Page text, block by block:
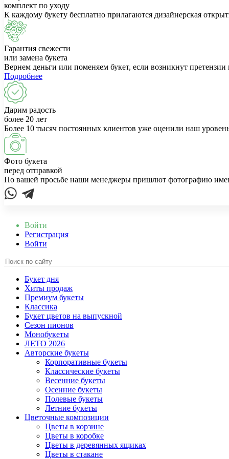
комплект по уходу
К каждому букету бесплатно прилагаются дизайнерская
Гарантия свежести
или замена букета
Вернем деньги или поменяем букет, если возникнут претензии
Подробнее
Дарим радость
более 20 лет
Более 10 тысяч постоянных клиентов уже оценили наш
Фото букета
перед отправкой
По вашей просьбе наши менеджеры пришлют фотографию
Войти
Регистрация
Войти
Букет дня
Хиты продаж
Премиум букеты
Классика
Букет цветов на выпускной
Сезон пионов
Монобукеты
ЛЕТО 2026
Авторские букеты
Корпоративные букеты
Классические букеты
Весенние букеты
Осенние букеты
Полевые букеты
Летние букеты
Цветочные композиции
Цветы в корзине
Цветы в коробке
Цветы в деревянных ящиках
Цветы в стакане